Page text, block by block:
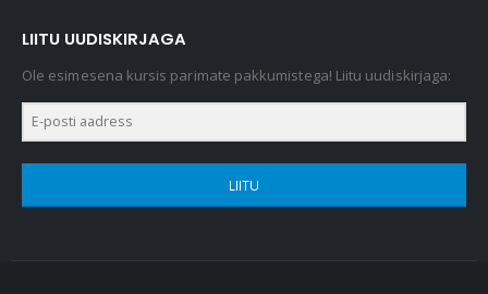
LIITU UUDISKIRJAGA
Ole esimesena kursis parimate pakkumistega! Liitu uudiskirjaga:
LIITU